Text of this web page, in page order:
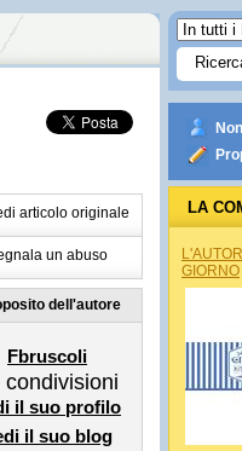
articolo originale
un abuso
dell'autore
Fbruscoli
condivisioni
il suo profilo
il suo blog
LA
GIORNO